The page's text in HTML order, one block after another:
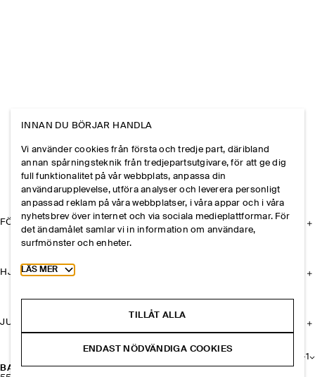
BÄLTE I LÄDER
+1
FÖRETAGET
HJÄLP
JURIDISK INFORMATION
INNAN DU BÖRJAR HANDLA
Vi använder cookies från första och tredje part, däribland
annan spårningsteknik från tredjepartsutgivare, för att ge dig
full funktionalitet på vår webbplats, anpassa din
användarupplevelse, utföra analyser och leverera personligt
anpassad reklam på våra webbplatser, i våra appar och i våra
nyhetsbrev över internet och via sociala medieplattformar. För
det ändamålet samlar vi in information om användare,
surfmönster och enheter.
Toggle more cookie information
LÄS MER
TILLÅT ALLA
ENDAST NÖDVÄNDIGA COOKIES